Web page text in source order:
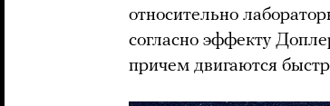
относительно
согласно эффекту
причем двигаются